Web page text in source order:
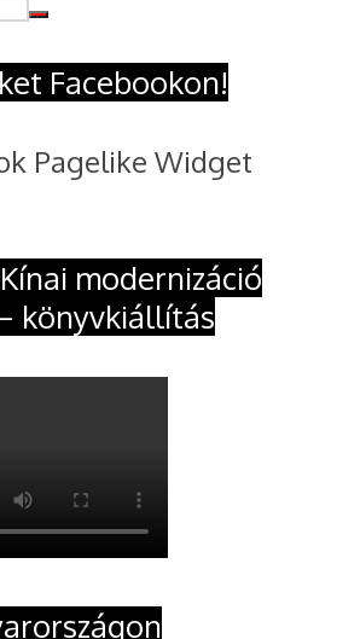
Facebookon!
modernizáció
könyvkiállítás